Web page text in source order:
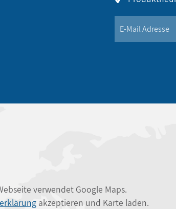
verwendet Google Maps.
akzeptieren und Karte laden.